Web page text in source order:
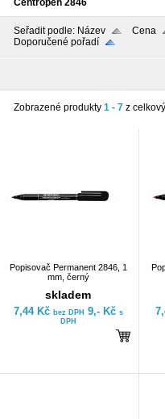
Centropen 2846
Seřadit podle: Název
Cena
Doporučené pořadí
Zobrazené produkty 1 - 7 z
Popisovač Permanent 2846, 1
mm, černý
skladem
7,44 Kč bez DPH 9,- Kč s
DPH